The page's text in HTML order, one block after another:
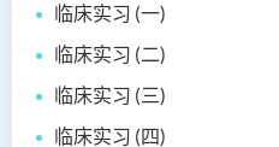
临床实习 (一)
临床实习 (二)
临床实习 (三)
临床实习 (四)